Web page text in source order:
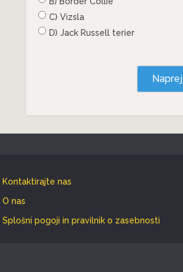
C) Vizsla
D) Jack Russell terier
Naprej
Kontaktirajte nas
O nas
Splošni pogoji in pravilnik o zasebnosti